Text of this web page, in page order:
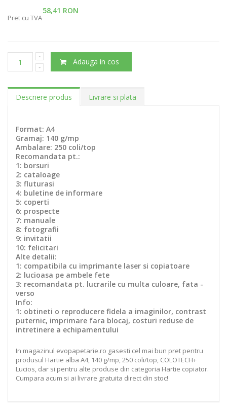
58,41 RON
Pret cu TVA
Adauga in cos
Descriere produs Livrare si plata
Format: A4
Gramaj: 140 g/mp
Ambalare: 250 coli/top
Recomandata pt.:
1: borsuri
2: cataloage
3: fluturasi
4: buletine de informare
5: coperti
6: prospecte
7: manuale
8: fotografii
9: invitatii
10: felicitari
Alte detalii:
1: compatibila cu imprimante laser si copiatoare
2: lucioasa pe ambele fete
3: recomandata pt. lucrarile cu multa culoare, fata -
verso
Info:
1: obtineti o reproducere fidela a imaginilor, contrast
puternic, imprimare fara blocaj, costuri reduse de
intretinere a echipamentului
In magazinul evopapetarie.ro gasesti cel mai bun pret pentru
produsul Hartie alba A4, 140 g/mp, 250 coli/top, COLOTECH+
Lucios, dar si pentru alte produse din categoria Hartie copiator.
Cumpara acum si ai livrare gratuita direct din stoc!